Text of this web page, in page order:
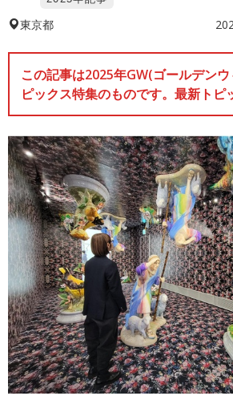
東京都
この記事は2025年GW(ゴールデン
ピックス特集のものです。最新トピ